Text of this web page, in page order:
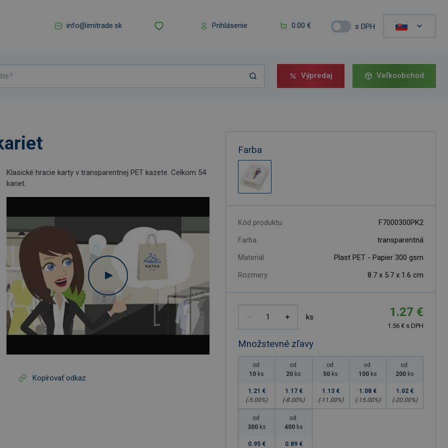
info@imitrade.sk Prihlásenie 0.00 € s DPH
Výpredaj Veľkoobchod
Klasické hracie karty v transparentnej PET kazete. Celkom 54
kariet.
Kopírovať odkaz
Farba
Kód produktu
F7000300PK2
Farba
transparentná
Materiál
Plast PET - Papier 300 gsm
Rozmery
8.7 x 5.7 x 1.6 cm
ks 1.27 €
1.56 € s DPH
Množstevné zľavy
od
10 ks
1.21 €
(-5.00%)
od
20 ks
1.17 €
(-8.00%)
od
50 ks
1.13 €
(-11.00%)
od
100 ks
1.08 €
(-15.00%)
od
200 ks
1.02 €
(-20.00%)
od
300 ks
0.95 €
od
400 ks
0.89 €